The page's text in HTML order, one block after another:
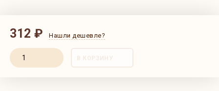
312 ₽ Нашли дешевле?
В КОРЗИНУ